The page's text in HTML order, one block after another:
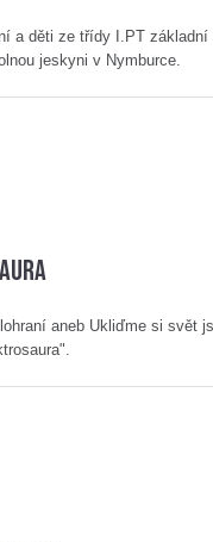
a děti ze třídy I.PT základní
jeskyni v Nymburce.
aneb Ukliďme si svět